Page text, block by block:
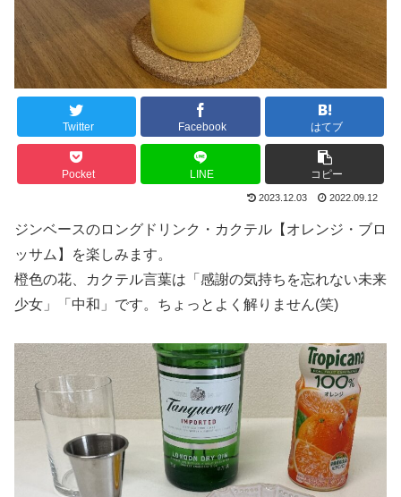
Twitter Facebook はてブ
Pocket LINE コピー
2023.12.03 2022.09.12
ジンベースのロングドリンク・カクテル【オレンジ・ブロ
ッサム】を楽しみます。
橙色の花、カクテル言葉は「感謝の気持ちを忘れない未来
少女」「中和」です。ちょっとよく解りません(笑)